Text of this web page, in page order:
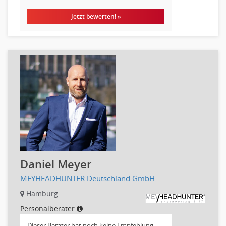
Erzieher
Kindergarten, KiTa, Vorschule
Sozialarbeit
Universität, Fachhochschule
Unterricht: Grundschule
Unterricht: Sekundarstufe
Architektur
Fotografie, Video
Grafik- und Kommunikationsdesign
Medien-, Screen-, Webdesign
Modedesign, Schmuckdesign
Produktdesign, Industriedesign
Beschaffungslogistik
Disposition
Jetzt bewerten! »
Daniel Meyer
MEYHEADHUNTER Deutschland GmbH
Hamburg
Personalberater